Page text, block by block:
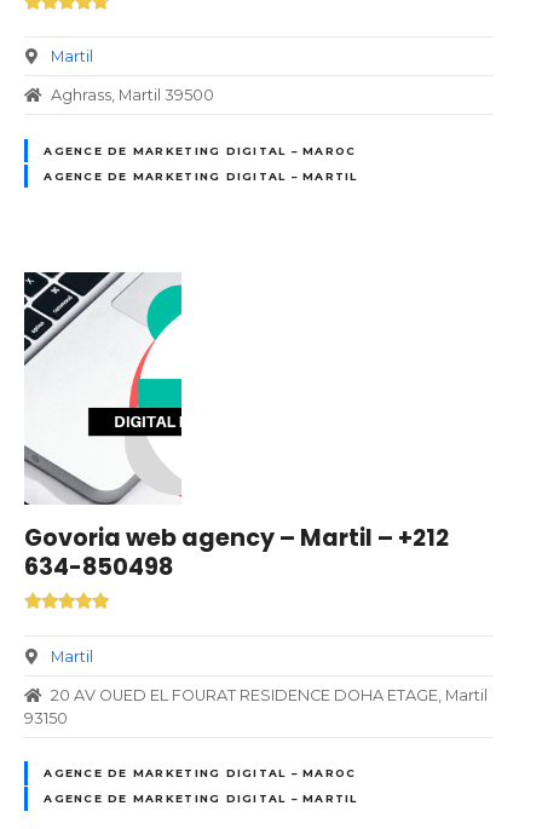
Martil
Aghrass, Martil 39500
AGENCE DE MARKETING DIGITAL – MAROC
AGENCE DE MARKETING DIGITAL – MARTIL
Govoria web agency – Martil – +212
634-850498
Martil
20 AV OUED EL FOURAT RESIDENCE DOHA ETAGE, Martil
93150
AGENCE DE MARKETING DIGITAL – MAROC
AGENCE DE MARKETING DIGITAL – MARTIL